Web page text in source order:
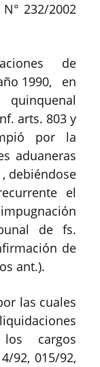
232/2002
de
1990, en
arts. 803 y
por la
aduaneras
debiéndose
el
de fs.
de
ant.).
las cuales
cargos
92, 015/92,